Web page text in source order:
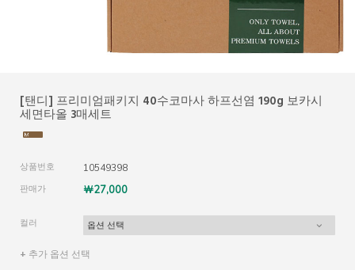
[탠디] 프리미엄패키지 40수코마사 하프선염 190g 보카시
세면타올 3매세트
상품번호 10549398
판매가 ￦27,000
컬러
+ 추가 옵션 선택